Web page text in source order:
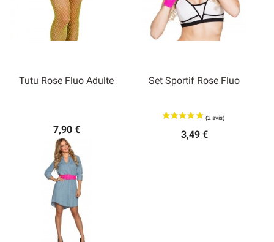
Tutu Rose Fluo Adulte
7,90 €
Set Sportif Rose Fluo
3,49 €